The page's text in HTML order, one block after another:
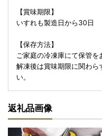
【賞味期限】
いすれも製造日から30日
【保存方法】
ご家庭の冷凍庫にて保管を
解凍後は賞味期限に関わら
い。
返礼品画像